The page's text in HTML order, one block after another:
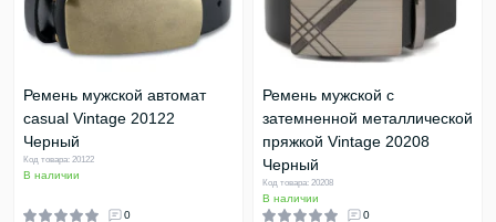
Ремень мужской автомат
сasual Vintage 20122
Черный
Код товара: 20122
В наличии
0
Ремень мужской c
затемненной металлической
пряжкой Vintage 20208
Черный
Код товара: 20208
В наличии
0